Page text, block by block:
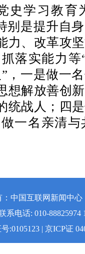
史学习教育
别是提升自
力、改革攻
落实能力等
，一是做一
想解放善创
统战人；四
一名亲清
：中国互联网新闻中
系电话: 010-88825974
:0105123 | 京ICP证